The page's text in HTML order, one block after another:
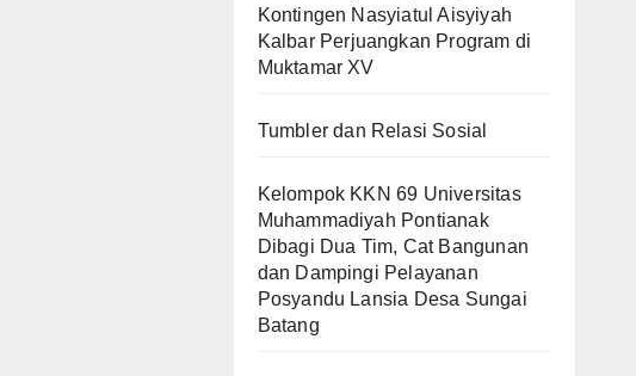
Kontingen Nasyiatul Aisyiyah
Kalbar Perjuangkan Program di
Muktamar XV
Tumbler dan Relasi Sosial
Kelompok KKN 69 Universitas
Muhammadiyah Pontianak
Dibagi Dua Tim, Cat Bangunan
dan Dampingi Pelayanan
Posyandu Lansia Desa Sungai
Batang